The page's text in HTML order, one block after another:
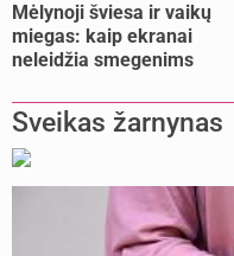
Mėlynoji šviesa ir vaikų
miegas: kaip ekranai
neleidžia smegenims
Sveikas žarnynas